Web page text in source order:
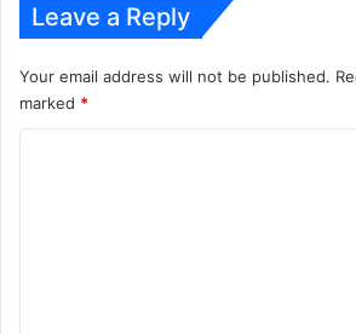
Leave a Reply
Your email address will not be published.
marked *